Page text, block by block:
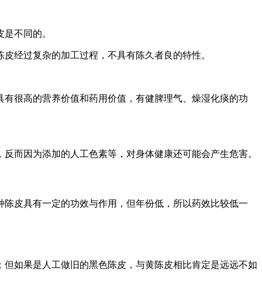
不同的。
经过复杂的加工过程，不具有陈久者良的特性。
很高的营养价值和药用价值，有健脾理气、燥湿化痰的功
而因为添加的人工色素等，对身体健康还可能会产生危害。
皮具有一定的功效与作用，但年份低，所以药效比较低一
如果是人工做旧的黑色陈皮，与黄陈皮相比肯定是远远不如